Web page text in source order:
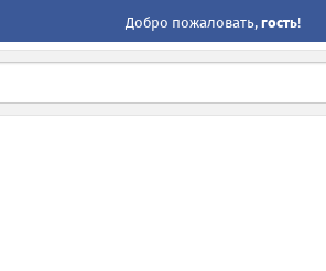
Добро пожаловать, гость!